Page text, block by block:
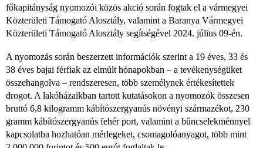
főkapitányság nyomozói közös akció során fogtak el a vármegyei
Közterületi Támogató Alosztály, valamint a Baranya Vármegyei
Közterületi Támogató Alosztály segítségével 2024. július 09-én.
A nyomozás során beszerzett információk szerint a 19 éves, 33 és
38 éves bajai férfiak az elmúlt hónapokban – a tevékenységüket
összehangolva – rendszeresen, több személynek értékesítettek
drogot. A lakóházaikban tartott kutatásokon a nyomozók összesen
bruttó 6,8 kilogramm kábítószergyanús növényi származékot, 230
gramm kábítószergyanús fehér port, valamint a bűncselekménnyel
kapcsolatba hozhatóan mérlegeket, csomagolóanyagot, több mint